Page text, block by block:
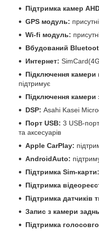
Підтримка камер
GPS модуль:
Wi-fi модуль:
Вбудований
Интернет:
Підключення камери
підтримує
Підключення камери
DSP: Asahi Kasei
Порт USB: 3 USB-
та аксесуарів
Apple CarPlay:
AndroidAuto:
Підтримка Sim-карти:
Підтримка
Підтримка датчиків
Запис з камери
Підтримка